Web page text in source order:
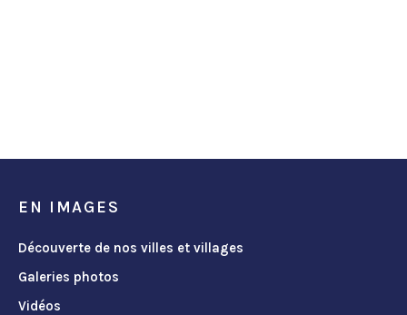
EN IMAGES
Découverte de nos villes et villages
Galeries photos
Vidéos